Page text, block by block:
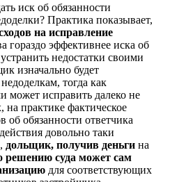
иск об обязанности
Практика показывает,
на исправление
гораздо эффективнее иска об
недостатки своими
изначально будет
тогда как
может исправить далеко не
на практике фактическое
об обязанности ответчика
довольно таки
дольщик, получив деньги на
решению суда может сам
для соответствующих